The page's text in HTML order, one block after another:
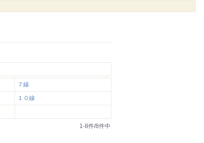
７線
１０線
1-8件/8件中